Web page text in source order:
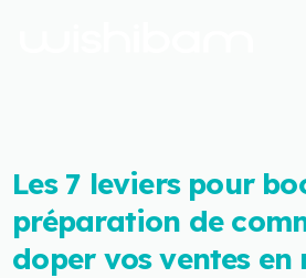
Les 7 leviers pour
préparation de
doper vos ventes en